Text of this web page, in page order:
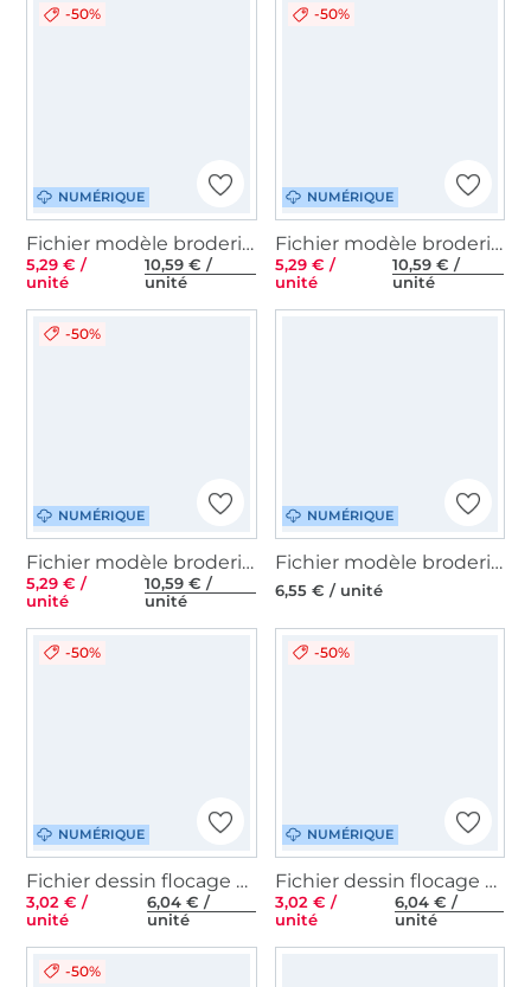
NUMÉRIQUE
-50%
Fichier modèle broderie Maisons village de Noël à éclairer Rock Queen
5,29 € /
unité
10,59 € /
unité
NUMÉRIQUE
-50%
Fichier modèle broderie Maisons village de Noël à éclairer 1 Rock Queen
5,29 € /
unité
10,59 € /
unité
NUMÉRIQUE
-50%
Fichier modèle broderie Maisons village de Noël à éclairer 2 Rock Queen
5,29 € /
unité
10,59 € /
unité
NUMÉRIQUE
Fichier modèle broderie Pochettes de lumière 13-18 Noël Fadenstark
6,55 € / unité
NUMÉRIQUE
-50%
Fichier dessin flocage Les trois rois mages Rock Queen
3,02 € /
unité
6,04 € /
unité
NUMÉRIQUE
-50%
Fichier dessin flocage Crèche de Noël Rock Queen
3,02 € /
unité
6,04 € /
unité
-50%